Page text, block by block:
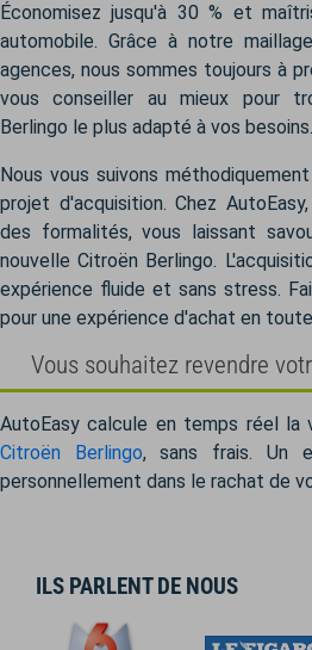
Économisez jusqu'à 30 % et
automobile. Grâce à notre
agences, nous sommes toujours à
vous conseiller au mieux pour
Berlingo le plus adapté à vos besoins.
Nous vous suivons
projet d'acquisition. Chez
des formalités, vous laissant
nouvelle Citroën Berlingo.
expérience fluide et sans stress.
pour une expérience d'achat en
Vous souhaitez revendre
AutoEasy calcule en temps réel la
Citroën Berlingo, sans frais. Un
personnellement dans le rachat de
ILS PARLENT DE NOUS